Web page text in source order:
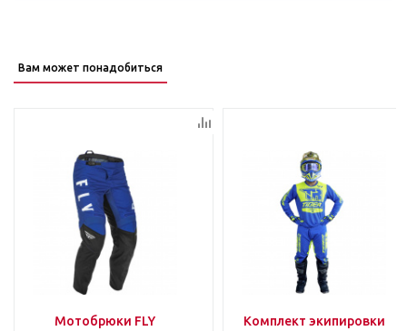
Вам может понадобиться
Мотобрюки FLY
Комплект экипировки